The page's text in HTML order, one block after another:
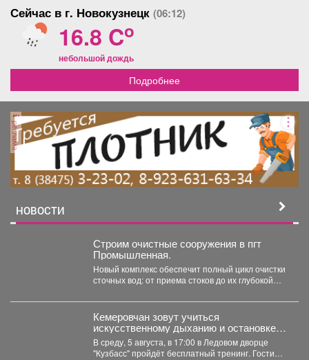
Сейчас в г. Новокузнецк (06:12)
16.8 Co
небольшой дождь
Подробнее
реклама
НОВОСТИ
Строим очистные сооружения в пгт
Промышленная.
Новый комплекс обеспечит полный цикл очистки
сточных вод: от приема стоков до их глубокой
Кемеровчан зовут учиться
искусственному дыханию и остановке
кровотечения
В среду, 5 августа, в 17:00 в Ледовом дворце
"Кузбасс" пройдёт бесплатный тренинг. Гости